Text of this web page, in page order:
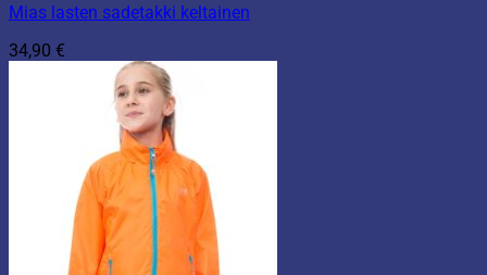
Mias lasten sadetakki keltainen
34,90 €